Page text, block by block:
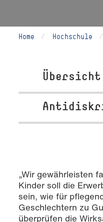
Home Hochschule
Übersicht
„Wir gewährleisten
Kinder soll die
sein, wie für
Geschlechtern zu
überprüfen die